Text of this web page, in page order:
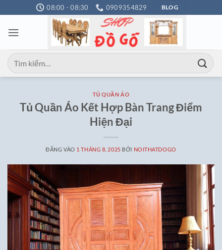
qua
nội
08:00 - 08:30 0909354829 BLOG
Tìm
kiếm:
TỦ QUẦN ÁO
Tủ Quần Áo Kết Hợp Bàn Trang Điểm
Hiện Đại
ĐĂNG VÀO 1 THÁNG 8, 2025 BỞI NOITHATDOGO